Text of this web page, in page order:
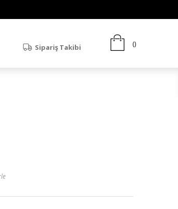
Sipariş Takibi